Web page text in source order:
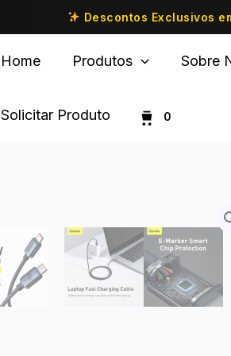
Descontos Exclusivos
Home Produtos Sobre
Solicitar Produto 0